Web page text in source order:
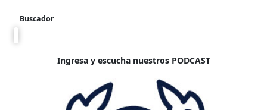
Buscador
Ingresa y escucha nuestros PODCAST